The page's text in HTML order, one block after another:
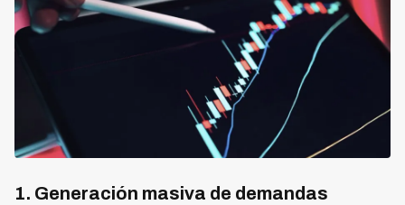
1. Generación masiva de demandas